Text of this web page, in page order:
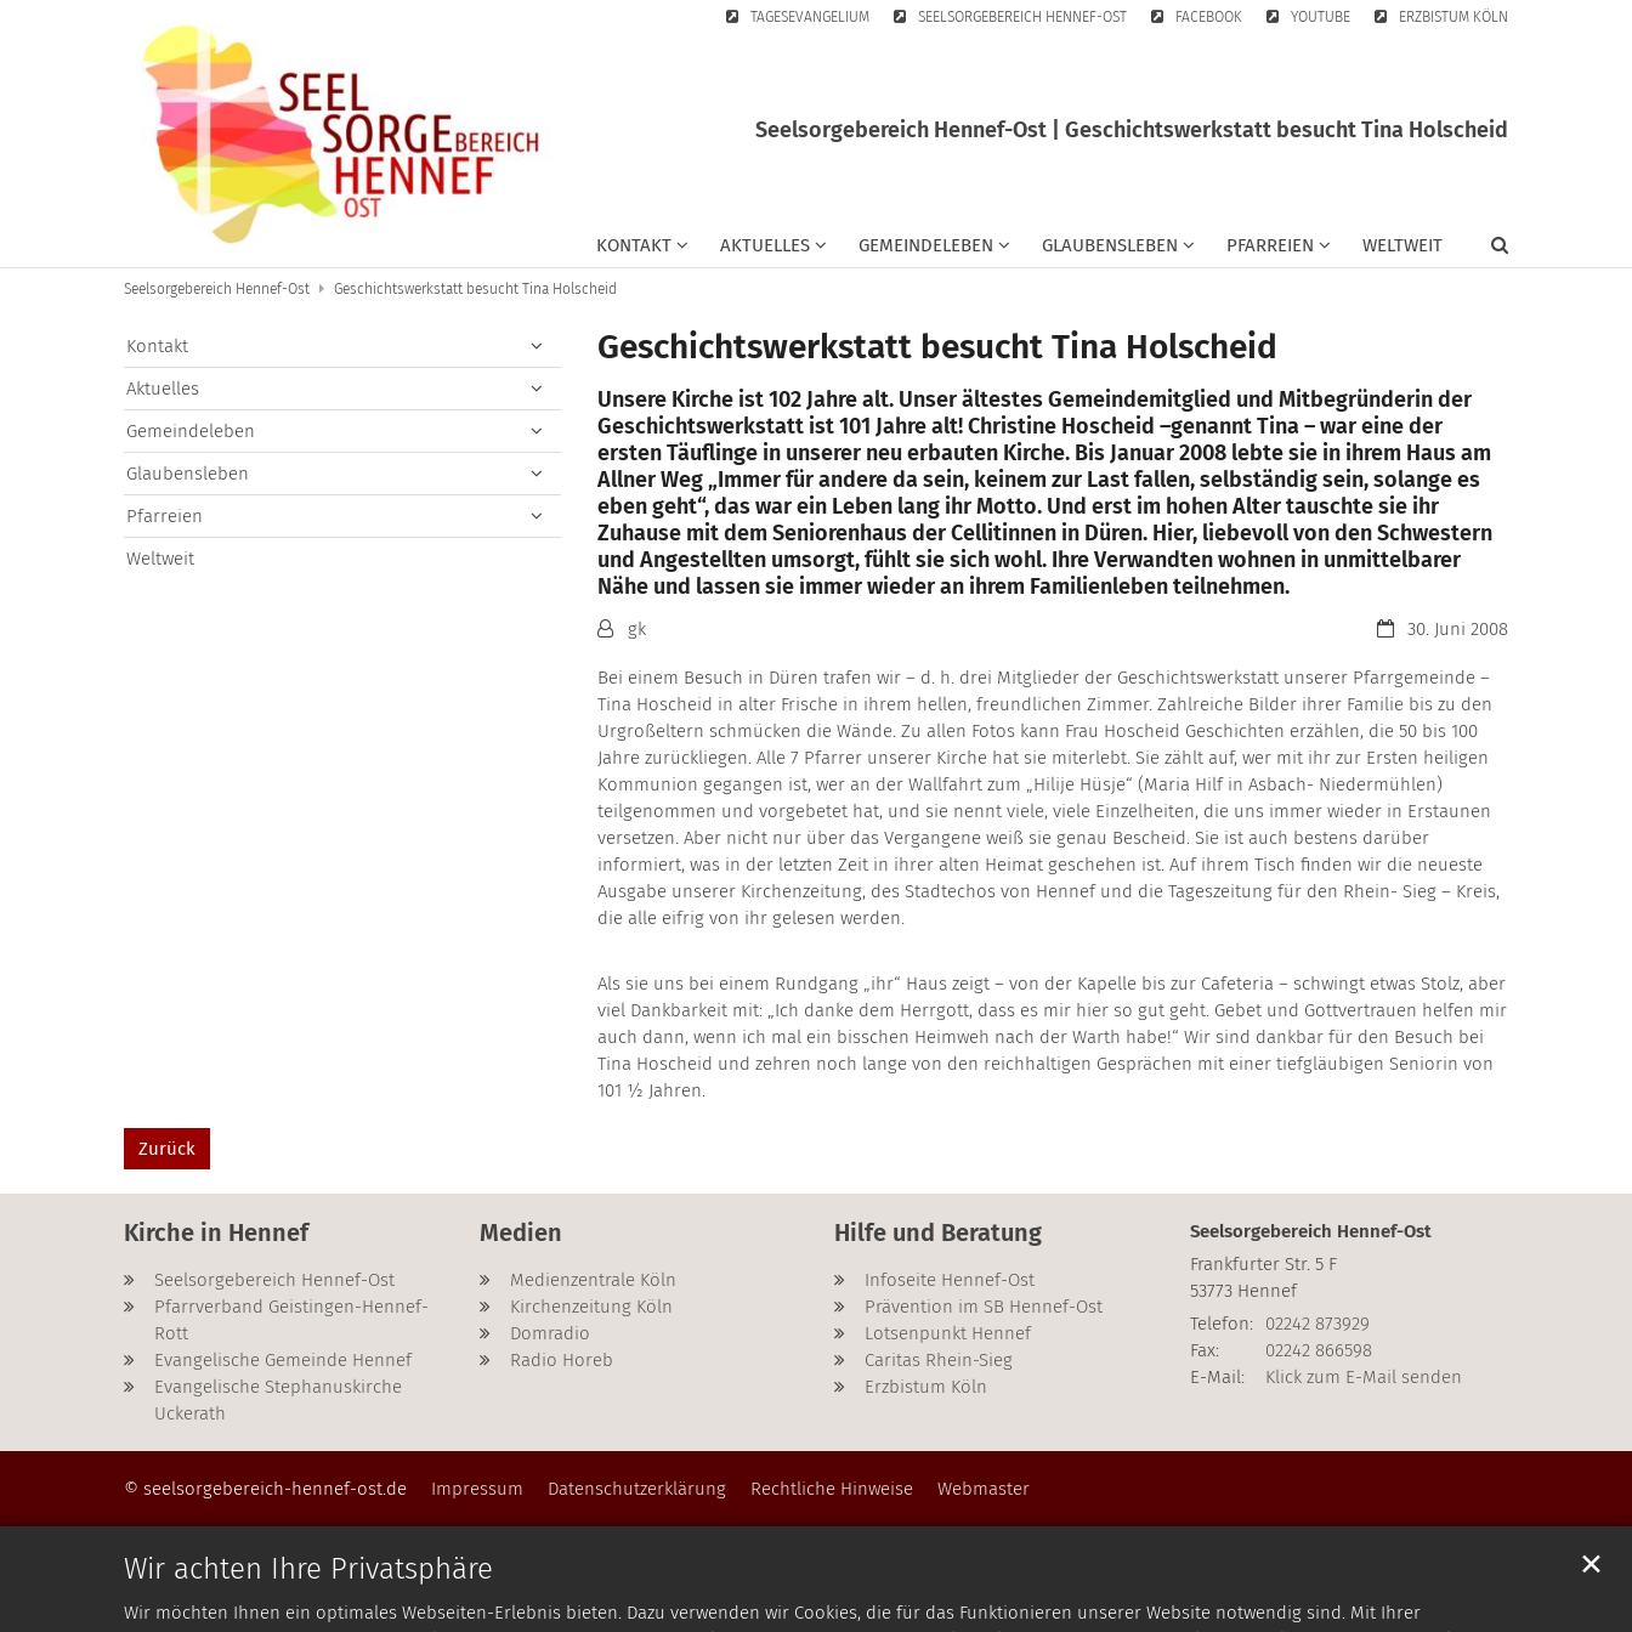
Wir achten Ihre Privatsphäre
Wir möchten Ihnen ein optimales Webseiten-Erlebnis bieten. Dazu verwenden wir Cookies, die für das Funktionieren unserer Website notwendig sind. Mit Ihrer
✕
TAGESEVANGELIUM SEELSORGEBEREICH HENNEF-OST FACEBOOK YOUTUBE ERZBISTUM KÖLN
Seelsorgebereich Hennef-Ost | Geschichtswerkstatt besucht Tina Holscheid
KONTAKT AKTUELLES GEMEINDELEBEN GLAUBENSLEBEN PFARREIEN WELTWEIT
Seelsorgebereich Hennef-Ost Geschichtswerkstatt besucht Tina Holscheid
Geschichtswerkstatt besucht Tina Holscheid
Unsere Kirche ist 102 Jahre alt. Unser ältestes Gemeindemitglied und Mitbegründerin der
Geschichtswerkstatt ist 101 Jahre alt! Christine Hoscheid –genannt Tina – war eine der
ersten Täuflinge in unserer neu erbauten Kirche. Bis Januar 2008 lebte sie in ihrem Haus am
Allner Weg „Immer für andere da sein, keinem zur Last fallen, selbständig sein, solange es
eben geht“, das war ein Leben lang ihr Motto. Und erst im hohen Alter tauschte sie ihr
Zuhause mit dem Seniorenhaus der Cellitinnen in Düren. Hier, liebevoll von den Schwestern
und Angestellten umsorgt, fühlt sie sich wohl. Ihre Verwandten wohnen in unmittelbarer
Nähe und lassen sie immer wieder an ihrem Familienleben teilnehmen.
Datum:30. Juni 2008
Von:gk
Bei einem Besuch in Düren trafen wir – d. h. drei Mitglieder der Geschichtswerkstatt unserer Pfarrgemeinde –
Tina Hoscheid in alter Frische in ihrem hellen, freundlichen Zimmer. Zahlreiche Bilder ihrer Familie bis zu den
Urgroßeltern schmücken die Wände. Zu allen Fotos kann Frau Hoscheid Geschichten erzählen, die 50 bis 100
Jahre zurückliegen. Alle 7 Pfarrer unserer Kirche hat sie miterlebt. Sie zählt auf, wer mit ihr zur Ersten heiligen
Kommunion gegangen ist, wer an der Wallfahrt zum „Hilije Hüsje“ (Maria Hilf in Asbach- Niedermühlen)
teilgenommen und vorgebetet hat, und sie nennt viele, viele Einzelheiten, die uns immer wieder in Erstaunen
versetzen. Aber nicht nur über das Vergangene weiß sie genau Bescheid. Sie ist auch bestens darüber
informiert, was in der letzten Zeit in ihrer alten Heimat geschehen ist. Auf ihrem Tisch finden wir die neueste
Ausgabe unserer Kirchenzeitung, des Stadtechos von Hennef und die Tageszeitung für den Rhein- Sieg – Kreis,
die alle eifrig von ihr gelesen werden.
Als sie uns bei einem Rundgang „ihr“ Haus zeigt – von der Kapelle bis zur Cafeteria – schwingt etwas Stolz, aber
viel Dankbarkeit mit: „Ich danke dem Herrgott, dass es mir hier so gut geht. Gebet und Gottvertrauen helfen mir
auch dann, wenn ich mal ein bisschen Heimweh nach der Warth habe!“ Wir sind dankbar für den Besuch bei
Tina Hoscheid und zehren noch lange von den reichhaltigen Gesprächen mit einer tiefgläubigen Seniorin von
101 ½ Jahren.
Kontakt
Aktuelles
Gemeindeleben
Glaubensleben
Pfarreien
Weltweit
Zurück
Kirche in Hennef
Seelsorgebereich Hennef-Ost
Pfarrverband Geistingen-Hennef-
Rott
Evangelische Gemeinde Hennef
Evangelische Stephanuskirche
Uckerath
Medien
Medienzentrale Köln
Kirchenzeitung Köln
Domradio
Radio Horeb
Hilfe und Beratung
Infoseite Hennef-Ost
Prävention im SB Hennef-Ost
Lotsenpunkt Hennef
Caritas Rhein-Sieg
Erzbistum Köln
Seelsorgebereich Hennef-Ost
Frankfurter Str. 5 F
53773 Hennef
Telefon:
02242 873929
Fax:
02242 866598
E-Mail:
Klick zum E-Mail senden
© seelsorgebereich-hennef-ost.de Impressum Datenschutzerklärung Rechtliche Hinweise Webmaster